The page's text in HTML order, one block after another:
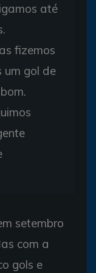
até
fizemos
um gol de
setembro
com a
gols e